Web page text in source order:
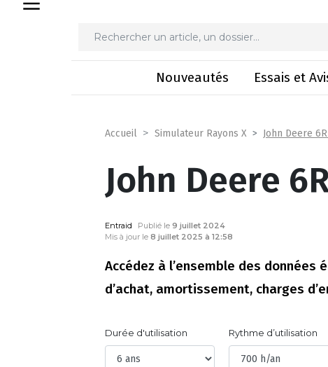
Nouveautés Essais et
Accueil Simulateur Rayons X John Deere
John Deere
Entraid Publié le 9 juillet 2024
Mis à jour le 8 juillet 2025 à 12:58
Accédez à l’ensemble des données
d’achat, amortissement, charges
Durée d'utilisation Rythme d’utilisation